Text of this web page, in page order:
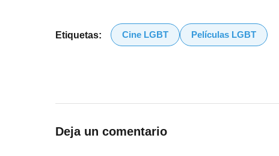
Etiquetas: Cine LGBT Películas LGBT
Deja un comentario